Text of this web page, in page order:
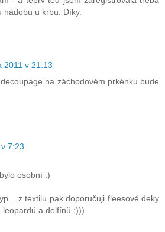
nádobu u krbu. Díky.
2011 v 21:13
na záchodovém prkénku bude
7:23
osobní :)
.. z textilu pak doporučuji fleesové deky
leopardů a delfínů :)))